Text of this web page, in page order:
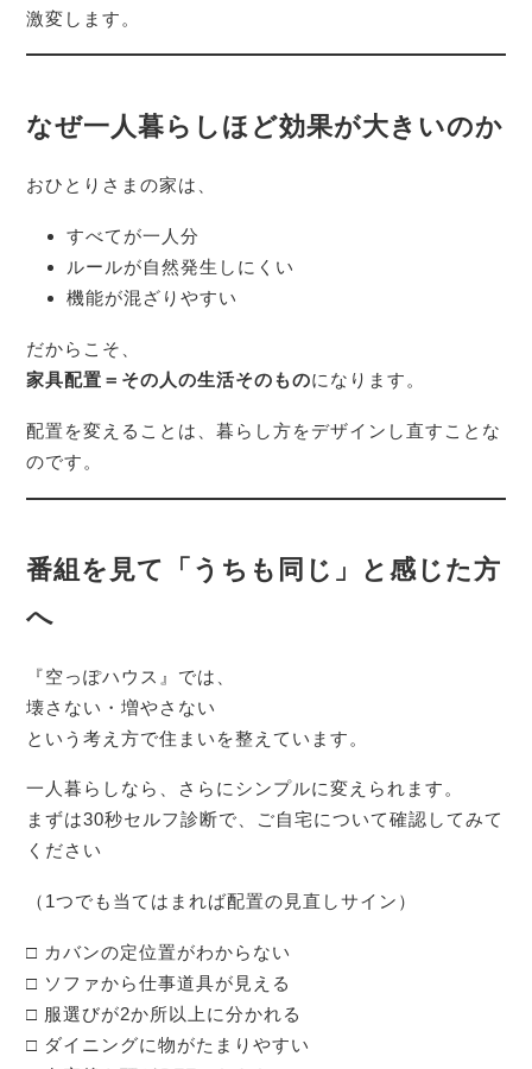
激変します。
なぜ一人暮らしほど効果が大きいのか
おひとりさまの家は、
すべてが一人分
ルールが自然発生しにくい
機能が混ざりやすい
だからこそ、
家具配置＝その人の生活そのものになります。
配置を変えることは、暮らし方をデザインし直すことな
のです。
番組を見て「うちも同じ」と感じた方
へ
『空っぽハウス』では、
壊さない・増やさない
という考え方で住まいを整えています。
一人暮らしなら、さらにシンプルに変えられます。
まずは30秒セルフ診断で、ご自宅について確認してみて
ください
（1つでも当てはまれば配置の見直しサイン）
□ カバンの定位置がわからない
□ ソファから仕事道具が見える
□ 服選びが2か所以上に分かれる
□ ダイニングに物がたまりやすい